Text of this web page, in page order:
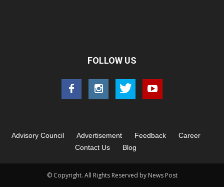
FOLLOW US
Advisory Council Advertisement Feedback
Career
Contact Us
Blog
© Copyright. All Rights Reserved by News Post